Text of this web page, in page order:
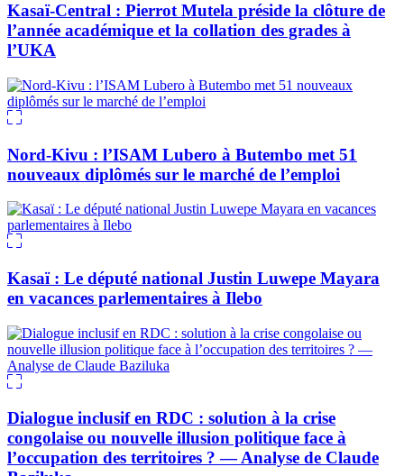
Kasaï-Central : Pierrot Mutela préside la clôture de
l’année académique et la collation des grades à
l’UKA
Nord-Kivu : l’ISAM Lubero à Butembo met 51
nouveaux diplômés sur le marché de l’emploi
Kasaï : Le député national Justin Luwepe Mayara
en vacances parlementaires à Ilebo
Dialogue inclusif en RDC : solution à la crise
congolaise ou nouvelle illusion politique face à
l’occupation des territoires ? — Analyse de Claude